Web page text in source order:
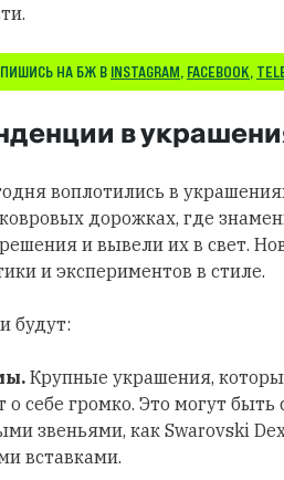
НА БЖ В INSTAGRAM, FACEBOOK,
в
воплотились в
дорожках, где
и вывели их в свет.
и экспериментов в стиле.
будут:
Крупные украшения,
о себе громко. Это могут быть
звеньями, как Swarovski
вставками.